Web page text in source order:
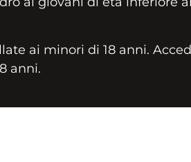
ai minori di 18 anni.
anni.